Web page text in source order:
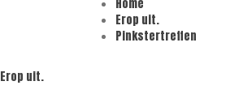
Home
Erop uit.
Pinkstertreffen
Erop uit.